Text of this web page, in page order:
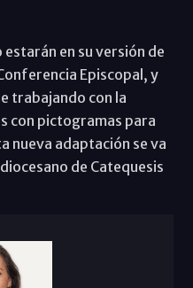
en su versión de
Episcopal, y
trabajando con la
con pictogramas para
nueva adaptación se va
de Catequesis